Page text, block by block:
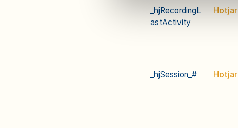
_hjRecordingL
astActivity
Hotjar
_hjSession_# Hotjar